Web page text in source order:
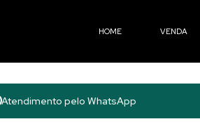
VENDA
HOME
Atendimento pelo WhatsApp